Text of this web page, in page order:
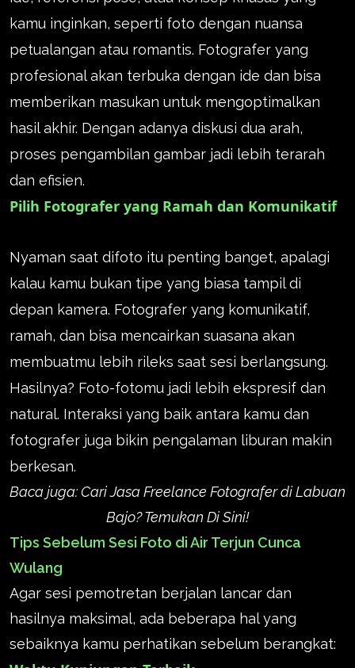
kamu inginkan, seperti foto dengan nuansa
petualangan atau romantis. Fotografer yang
profesional akan terbuka dengan ide dan bisa
memberikan masukan untuk mengoptimalkan
hasil akhir. Dengan adanya diskusi dua arah,
proses pengambilan gambar jadi lebih terarah
dan efisien.
Pilih Fotografer yang Ramah dan Komunikatif
Nyaman saat difoto itu penting banget, apalagi
kalau kamu bukan tipe yang biasa tampil di
depan kamera. Fotografer yang komunikatif,
ramah, dan bisa mencairkan suasana akan
membuatmu lebih rileks saat sesi berlangsung.
Hasilnya? Foto-fotomu jadi lebih ekspresif dan
natural. Interaksi yang baik antara kamu dan
fotografer juga bikin pengalaman liburan makin
berkesan.
Baca juga:Cari Jasa Freelance Fotografer di Labuan
Bajo? Temukan Di Sini!
Tips Sebelum Sesi Foto di Air Terjun Cunca
Wulang
Agar sesi pemotretan berjalan lancar dan
hasilnya maksimal, ada beberapa hal yang
sebaiknya kamu perhatikan sebelum berangkat: